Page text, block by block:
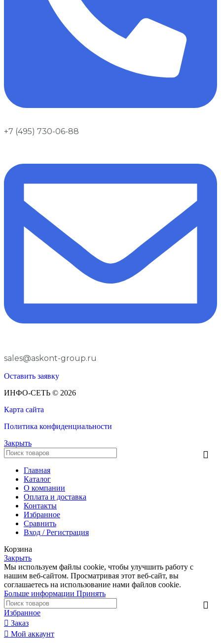
+7 (495) 730-06-88
sales@askont-group.ru
Оставить заявку
ИНФО-СЕТЬ © 2026
Карта сайта
Политика конфиденциальности
Закрыть
Главная
Каталог
О компании
Оплата и доставка
Контакты
Избранное
Сравнить
Вход / Регистрация
Корзина
Закрыть
Мы используем файлы cookie, чтобы улучшить работу с
нашим веб-сайтом. Просматривая этот веб-сайт, вы
соглашаетесь на использование нами файлов cookie.
Больше информации Принять
Избранное
Заказ
Мой аккаунт